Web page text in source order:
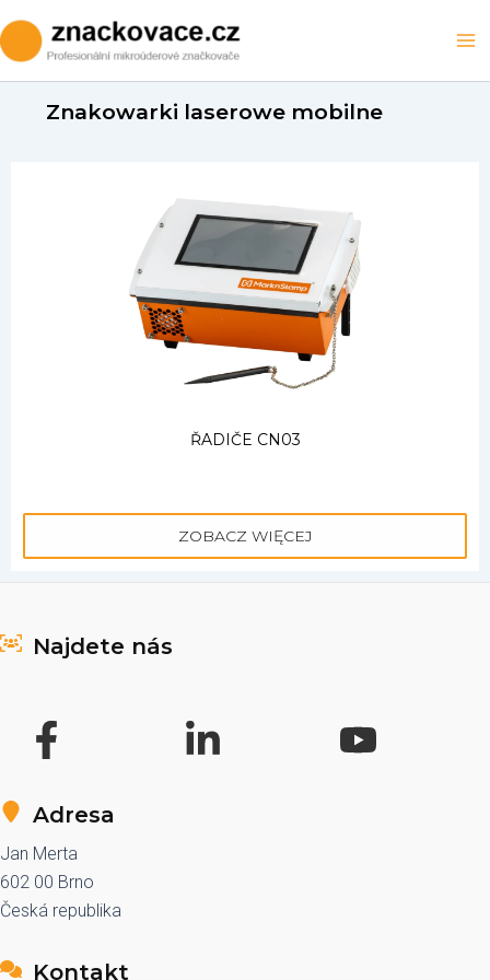
to
content
Znakowarki laserowe mobilne
ŘADIČE CN03
ZOBACZ WIĘCEJ
Najdete nás
Adresa
Jan Merta
602 00 Brno
Česká republika
Kontakt